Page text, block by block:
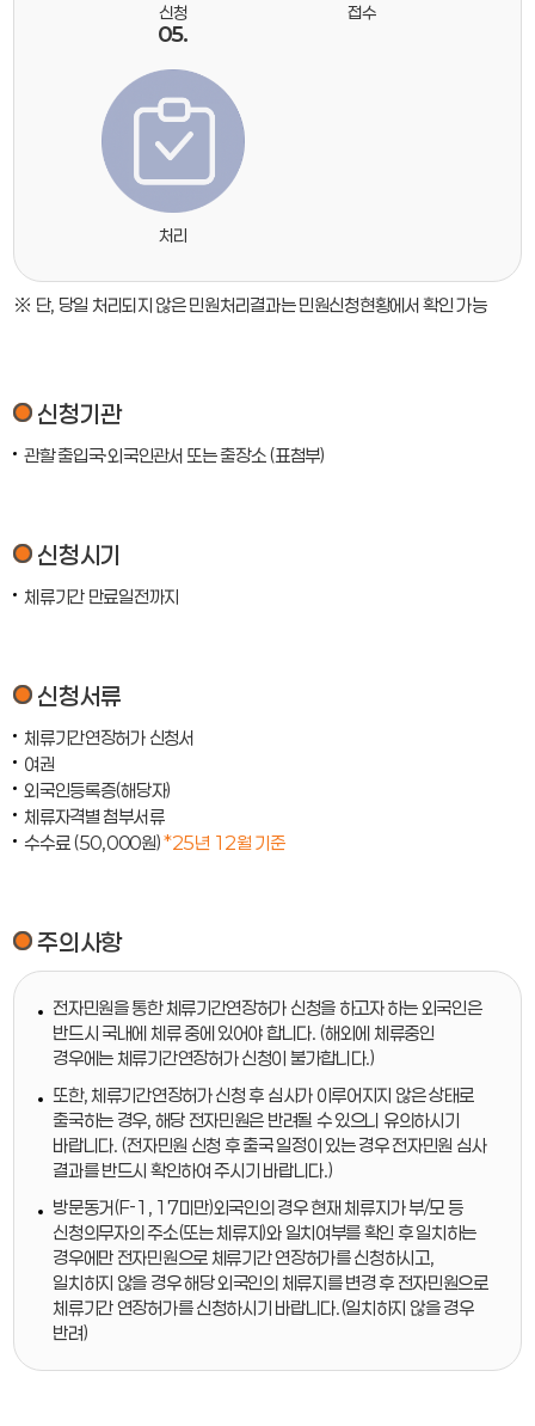
신청 접수
05.
처리
※ 단, 당일 처리되지 않은 민원처리결과는 민원신청현황에서 확인 가능
신청기관
관할 출입국·외국인관서 또는 출장소 (표첨부)
신청시기
체류기간 만료일전까지
신청서류
체류기간연장허가 신청서
여권
외국인등록증(해당자)
체류자격별 첨부서류
수수료 (50,000원)*25년 12월 기준
주의사항
전자민원을 통한 체류기간연장허가 신청을 하고자 하는 외국인은
반드시 국내에 체류 중에 있어야 합니다. (해외에 체류중인
경우에는 체류기간연장허가 신청이 불가합니다.)
또한, 체류기간연장허가 신청 후 심사가 이루어지지 않은 상태로
출국하는 경우, 해당 전자민원은 반려될 수 있으니 유의하시기
바랍니다. (전자민원 신청 후 출국 일정이 있는 경우 전자민원 심사
결과를 반드시 확인하여 주시기 바랍니다.)
방문동거(F-1, 17미만)외국인의 경우 현재 체류지가 부/모 등
신청의무자의 주소(또는 체류지)와 일치여부를 확인 후 일치하는
경우에만 전자민원으로 체류기간 연장허가를 신청하시고,
일치하지 않을 경우 해당 외국인의 체류지를 변경 후 전자민원으로
체류기간 연장허가를 신청하시기 바랍니다.(일치하지 않을 경우
반려)